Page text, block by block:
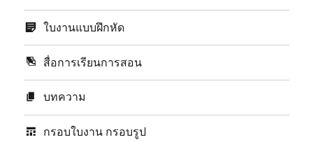
ใบงานแบบฝึกหัด
สื่อการเรียนการสอน
บทความ
กรอบใบงาน กรอบรูป